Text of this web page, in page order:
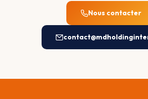
Nous contacter